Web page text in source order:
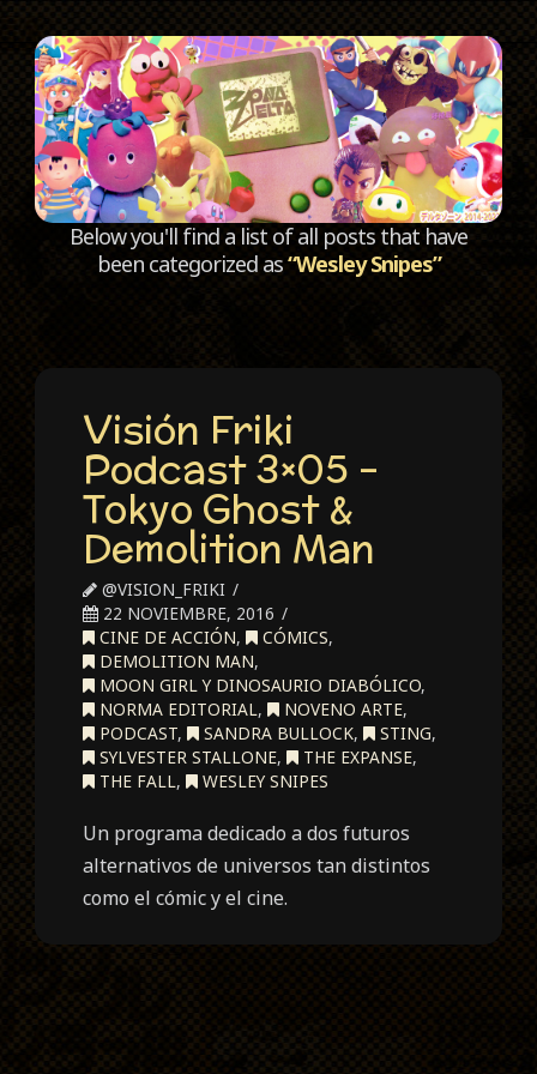
Below you'll find a list of all posts that have
been categorized as“Wesley Snipes”
Visión Friki
Podcast 3×05 –
Tokyo Ghost &
Demolition Man
@VISION_FRIKI
22 NOVIEMBRE, 2016
CINE DE ACCIÓN, CÓMICS,
DEMOLITION MAN,
MOON GIRL Y DINOSAURIO DIABÓLICO,
NORMA EDITORIAL, NOVENO ARTE,
PODCAST, SANDRA BULLOCK, STING,
SYLVESTER STALLONE, THE EXPANSE,
THE FALL, WESLEY SNIPES
Un programa dedicado a dos futuros
alternativos de universos tan distintos
como el cómic y el cine.